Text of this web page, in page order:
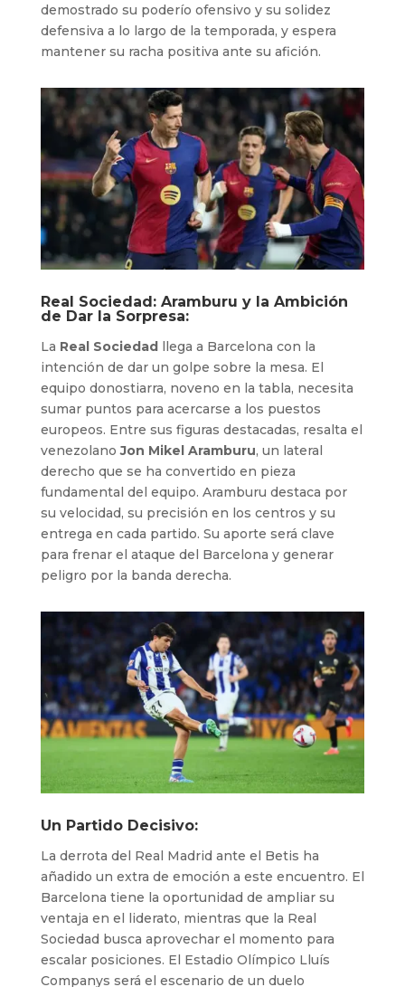
demostrado su poderío ofensivo y su solidez
defensiva a lo largo de la temporada, y espera
mantener su racha positiva ante su afición.
Real Sociedad: Aramburu y la Ambición
de Dar la Sorpresa:
La Real Sociedadllega a Barcelona con la
intención de dar un golpe sobre la mesa. El
equipo donostiarra, noveno en la tabla, necesita
sumar puntos para acercarse a los puestos
europeos. Entre sus figuras destacadas, resalta el
venezolanoJon Mikel Aramburu, un lateral
derecho que se ha convertido en pieza
fundamental del equipo. Aramburu destaca por
su velocidad, su precisión en los centros y su
entrega en cada partido. Su aporte será clave
para frenar el ataque del Barcelona y generar
peligro por la banda derecha.
Un Partido Decisivo:
La derrota del Real Madrid ante el Betis ha
añadido un extra de emoción a este encuentro. El
Barcelona tiene la oportunidad de ampliar su
ventaja en el liderato, mientras que la Real
Sociedad busca aprovechar el momento para
escalar posiciones. El Estadio Olímpico Lluís
Companys será el escenario de un duelo